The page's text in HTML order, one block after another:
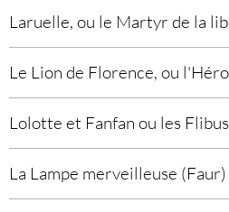
Laruelle, ou le Martyr de la
Le Lion de Florence, ou
Lolotte et Fanfan ou les
La Lampe merveilleuse (Faur)